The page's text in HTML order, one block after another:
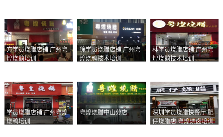
方学员烧腊店铺 广州粤
煌烧鹅培训
徐学员烧腊店铺 广州粤
煌烧鸭技术培训
林学员烧腊店铺 广州粤
煌烧鹅技术培训
学员烧腊店铺 广州粤煌
烧鸭培训
粤煌烧腊中山分店
深圳学员烧腊快餐厅 肥
仔烧腊店 粤煌烧卤培训